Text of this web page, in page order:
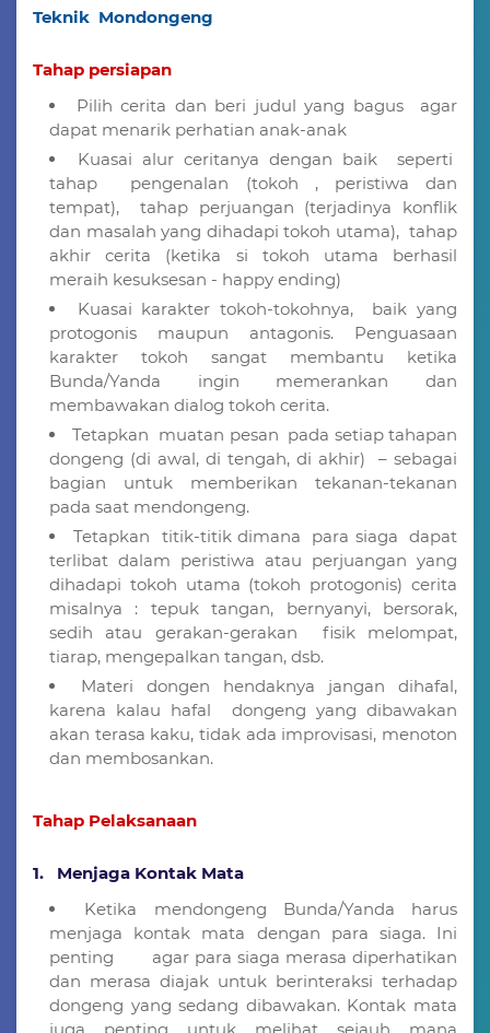
Teknik Mondongeng
Tahap persiapan
Pilih cerita dan beri judul yang bagus agar
dapat menarik perhatian anak-anak
Kuasai alur ceritanya dengan baik seperti
tahap pengenalan (tokoh , peristiwa dan
tempat), tahap perjuangan (terjadinya konflik
dan masalah yang dihadapi tokoh utama), tahap
akhir cerita (ketika si tokoh utama berhasil
meraih kesuksesan - happy ending)
Kuasai karakter tokoh-tokohnya, baik yang
protogonis maupun antagonis. Penguasaan
karakter tokoh sangat membantu ketika
Bunda/Yanda ingin memerankan dan
membawakan dialog tokoh cerita.
Tetapkan muatan pesan pada setiap tahapan
dongeng (di awal, di tengah, di akhir) – sebagai
bagian untuk memberikan tekanan-tekanan
pada saat mendongeng.
Tetapkan titik-titik dimana para siaga dapat
terlibat dalam peristiwa atau perjuangan yang
dihadapi tokoh utama (tokoh protogonis) cerita
misalnya : tepuk tangan, bernyanyi, bersorak,
sedih atau gerakan-gerakan fisik melompat,
tiarap, mengepalkan tangan, dsb.
Materi dongen hendaknya jangan dihafal,
karena kalau hafal dongeng yang dibawakan
akan terasa kaku, tidak ada improvisasi, menoton
dan membosankan.
Tahap Pelaksanaan
1. Menjaga Kontak Mata
Ketika mendongeng Bunda/Yanda harus
menjaga kontak mata dengan para siaga. Ini
penting agar para siaga merasa diperhatikan
dan merasa diajak untuk berinteraksi terhadap
dongeng yang sedang dibawakan. Kontak mata